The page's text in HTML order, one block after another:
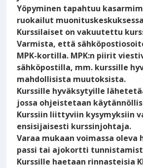
Yöpyminen tapahtuu
ruokailut
Kurssilaiset on vakuutettu
Varmista, että
MPK-kortilla. MPK:n piirit
sähköpostilla, mm. kurssille
mahdollisista muutoksista.
Kurssille hyväksytyille
jossa ohjeistetaan
Kurssiin liittyviin kysymyksiin
ensisijaisesti kurssinjohtaja.
Varaa mukaan voimassa
passi tai ajokortti
Kurssille haetaan rinnasteisia